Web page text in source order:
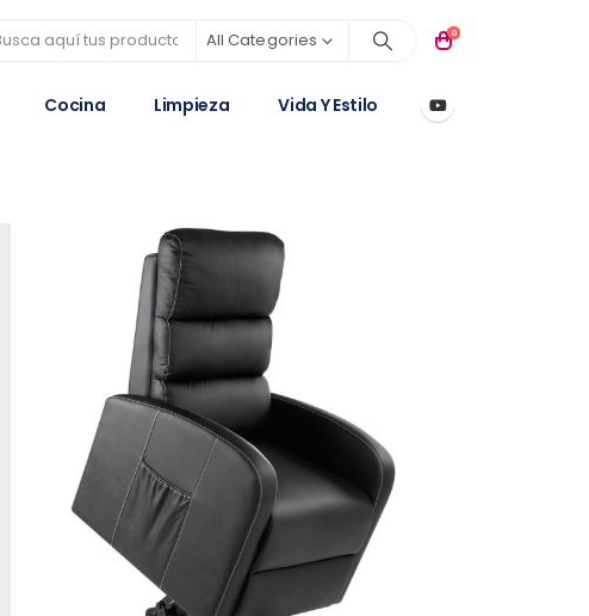
All Categories 0
Cocina Limpieza Vida Y Estilo